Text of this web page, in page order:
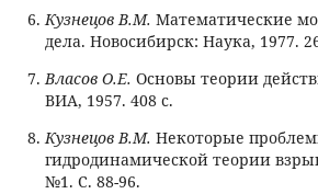
Кузнецов В.М. Математические
дела. Новосибирск: Наука, 1977.
Власов О.Е. Основы теории
ВИА, 1957. 408 с.
Кузнецов В.М. Некоторые
гидродинамической теории
№1. С. 88-96.